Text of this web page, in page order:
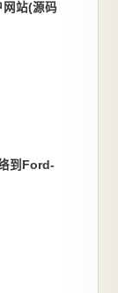
站(源码
到Ford-